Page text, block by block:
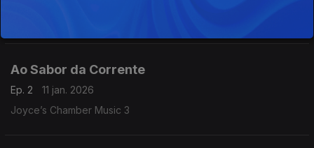
Ao Sabor da Corrente
Ep. 2
11 jan. 2026
Joyce’s Chamber Music 3